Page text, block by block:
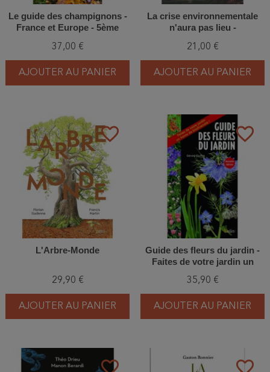
Le guide des champignons -
France et Europe - 5ème
37,00 €
AJOUTER AU PANIER
La crise environnementale
n'aura pas lieu -
changer l'avenir
21,00 €
AJOUTER AU PANIER
favorite_border
L'Arbre-Monde
29,90 €
AJOUTER AU PANIER
favorite_border
Guide des fleurs du jardin -
Faites de votre jardin un
35,90 €
AJOUTER AU PANIER
favorite_border favorite_border